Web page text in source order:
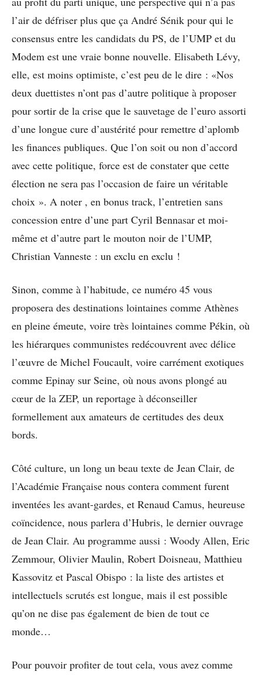
l’air de défriser plus que ça André Sénik pour qui le
consensus entre les candidats du PS, de l’UMP et du
Modem est une vraie bonne nouvelle. Elisabeth Lévy,
elle, est moins optimiste, c’est peu de le dire : «Nos
deux duettistes n’ont pas d’autre politique à proposer
pour sortir de la crise que le sauvetage de l’euro assorti
d’une longue cure d’austérité pour remettre d’aplomb
les finances publiques. Que l’on soit ou non d’accord
avec cette politique, force est de constater que cette
élection ne sera pas l’occasion de faire un véritable
choix ». A noter , en bonus track, l’entretien sans
concession entre d’une part Cyril Bennasar et moi-
même et d’autre part le mouton noir de l’UMP,
Christian Vanneste : un exclu en exclu !
Sinon, comme à l’habitude, ce numéro 45 vous
proposera des destinations lointaines comme Athènes
en pleine émeute, voire très lointaines comme Pékin, où
les hiérarques communistes redécouvrent avec délice
l’œuvre de Michel Foucault, voire carrément exotiques
comme Epinay sur Seine, où nous avons plongé au
cœur de la ZEP, un reportage à déconseiller
formellement aux amateurs de certitudes des deux
bords.
Côté culture, un long un beau texte de Jean Clair, de
l’Académie Française nous contera comment furent
inventées les avant-gardes, et Renaud Camus, heureuse
coïncidence, nous parlera d’Hubris, le dernier ouvrage
de Jean Clair. Au programme aussi : Woody Allen, Eric
Zemmour, Olivier Maulin, Robert Doisneau, Matthieu
Kassovitz et Pascal Obispo : la liste des artistes et
intellectuels scrutés est longue, mais il est possible
qu’on ne dise pas également de bien de tout ce
monde…
Pour pouvoir profiter de tout cela, vous avez comme